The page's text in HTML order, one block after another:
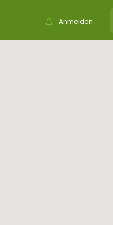
Anmelden